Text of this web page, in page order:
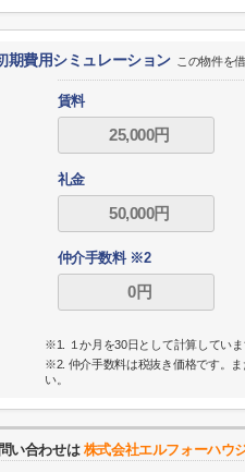
期費用シミュレーション この物件を
賃料
礼金
仲介手数料 ※2
※1. １か月を30日として計算していま
※2. 仲介手数料は税抜き価格です。
い。
い合わせは株式会社エルフォーハウ